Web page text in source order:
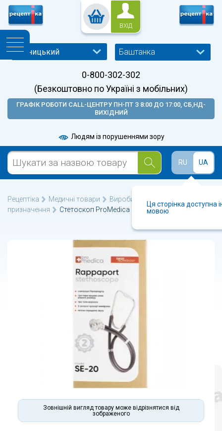
ВХІД
Баштанка
0-800-302-302
(Безкоштовно по Україні з мобільних)
ГРАФІК РОБОТИ CALL-ЦЕНТРУ ПН-ПТ З 8:00 ДО 17:00, СБ,НД-
ВИХІДНИЙ
Людям із порушеннями зору
RU UA
Ця сторінка доступна
мовою
Рецептіка Медичні товари
Вироби медичного
призначення
Стетоскоп ProMedica SE-20
Зовнішній вигляд товару може відрізнятися від
зображеного